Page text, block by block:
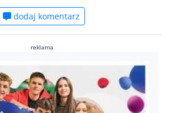
dodaj komentarz
reklama